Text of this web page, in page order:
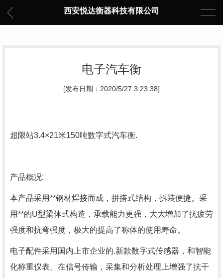
西安悦达衡器科技有限公司
电子汽车衡
[发布日期：2020/5/27 3:23:38]
超限站3.4×21米150吨数字式汽车衡.
产品概况:
本产品采用**钢材焊接而成，拼搭式结构，拆装便捷。采
用**的U型梁体式构造，承载能力更强，大大增加了抗疲劳
强度和抗弯强度，极大的提高了称体的使用寿命。
电子配件采用国内上市企业的.新款数字式传感器，和智能
化称重仪表。在信号传输，采集和分析处理上增强了抗干